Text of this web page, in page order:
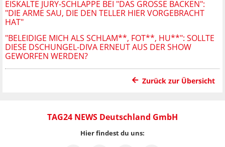
EISKALTE JURY-SCHLAPPE BEI "DAS GROSSE BACKEN": "
DIE ARME SAU, DIE DEN TELLER HIER VORGEBRACHT H
AT"
"BELEIDIGE MICH ALS SCHLAM**, FOT**, HU**": SOLLTE
DIESE DSCHUNGEL-DIVA ERNEUT AUS DER SHOW
GEWORFEN WERDEN?
Zurück zur Übersicht
TAG24 NEWS Deutschland GmbH
Hier findest du uns: